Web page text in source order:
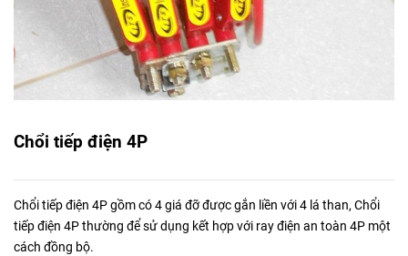
Chổi tiếp điện 4P
Chổi tiếp điện 4P gồm có 4 giá đỡ được gắn liền với 4 lá than, Chổi
tiếp điện 4P thường để sử dụng kết hợp với ray điện an toàn 4P một
cách đồng bộ.